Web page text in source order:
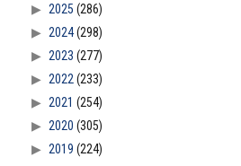
2025 (286)
2024(298)
2023 (277)
2022 (233)
2021 (254)
2020 (305)
2019 (224)